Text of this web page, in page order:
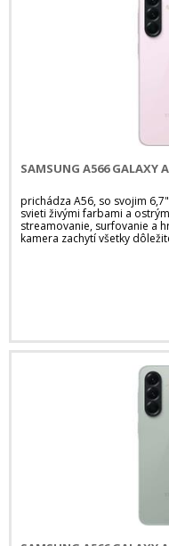
SAMSUNG A566 GALAXY
prichádza A56, so svojim
svieti živými farbami a
streamovanie, surfovanie a
kamera zachytí všetky